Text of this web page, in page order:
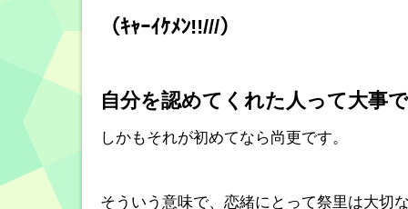
（ｷｬｰｲｹﾒﾝ!!///）
自分を認めてくれた人って大事
しかもそれが初めてなら尚更です。
そういう意味で、恋緒にとって祭里は大切